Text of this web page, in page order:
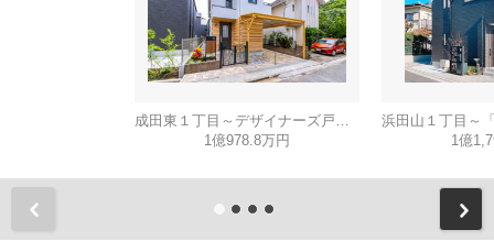
成田東１丁目～デザイナーズ戸建・４ｍの高天井と広々リビング～
1億978.8万円
1億